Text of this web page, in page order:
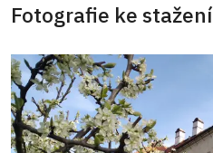
Fotografie ke stažení